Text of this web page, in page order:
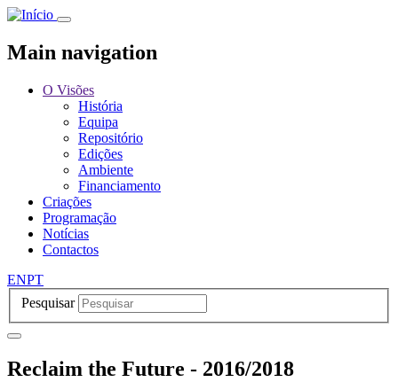
Passar
o
conteúdo
Main navigation
O Visões
História
Equipa
Repositório
Edições
Ambiente
Financiamento
Criações
Programação
Notícias
Contactos
ENPT
Pesquisar
Reclaim the Future - 2016/2018